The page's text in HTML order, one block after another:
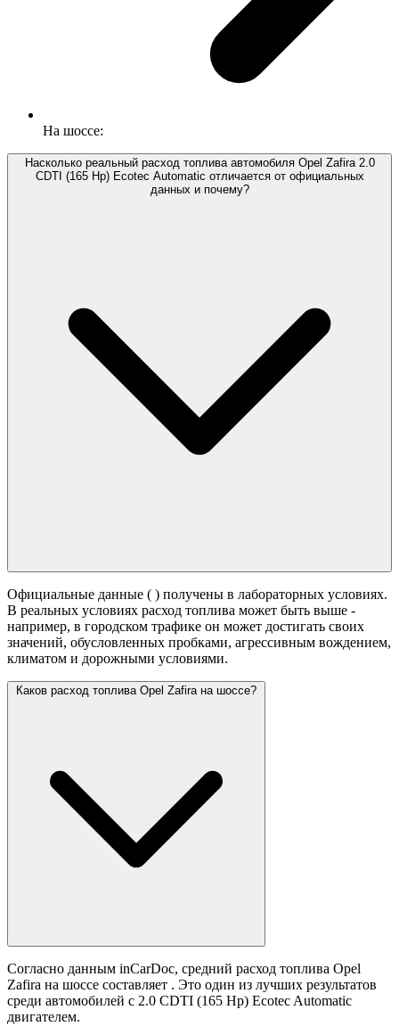
На шоссе:
Насколько реальный расход топлива автомобиля Opel Zafira 2.0
CDTI (165 Hp) Ecotec Automatic отличается от официальных
данных и почему?
Официальные данные ( ) получены в лабораторных условиях.
В реальных условиях расход топлива может быть выше -
например, в городском трафике он может достигать своих
значений, обусловленных пробками, агрессивным вождением,
климатом и дорожными условиями.
Каков расход топлива Opel Zafira на шоссе?
Согласно данным inCarDoc, средний расход топлива Opel
Zafira на шоссе составляет . Это один из лучших результатов
среди автомобилей с 2.0 CDTI (165 Hp) Ecotec Automatic
двигателем.